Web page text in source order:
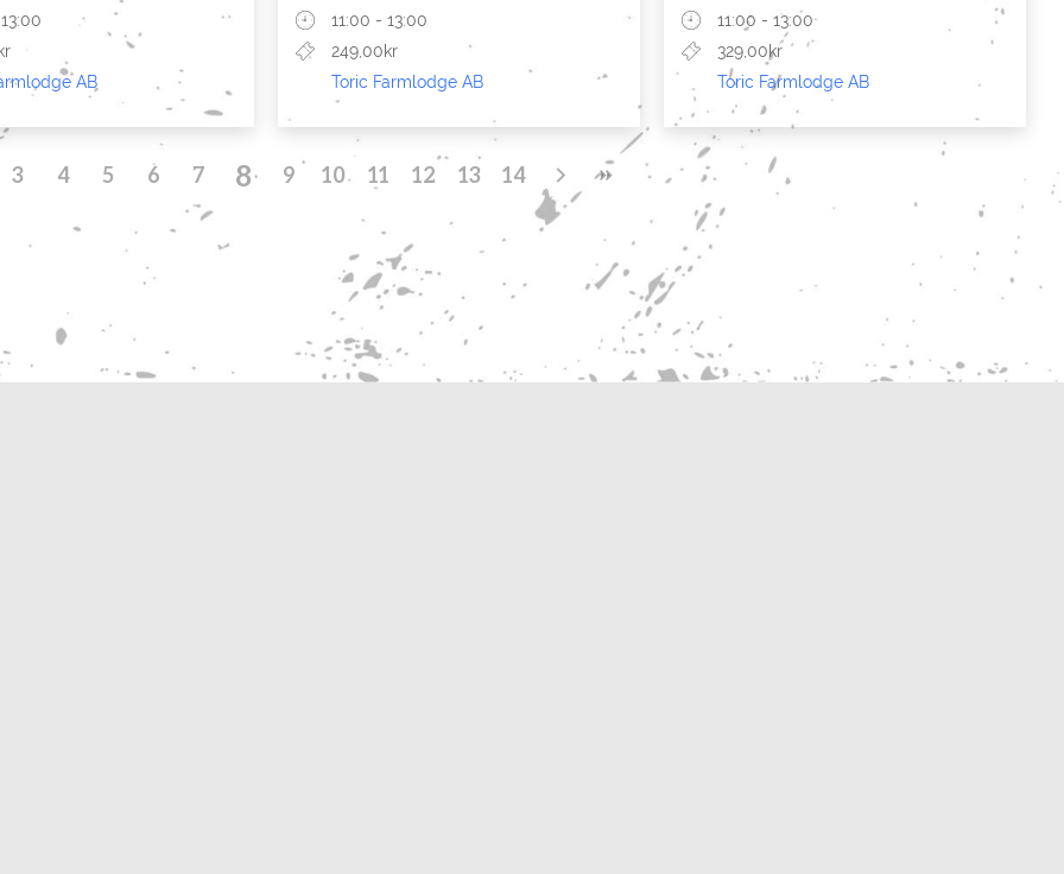
AB
11:00 - 13:00
249,00kr
Toric Farmlodge AB
11:00 - 13:00
329,00kr
Toric Farmlodge AB
3 4 5 6 7 8 9 10 11 12 13 14